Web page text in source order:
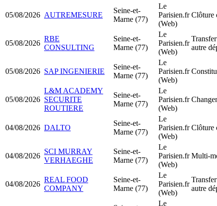
05/08/2026 AUTREMESURE
Seine-et-
Marne (77)
Le
Parisien.fr
(Web)
Clôture
05/08/2026
RBE
CONSULTING
Seine-et-
Marne (77)
Le
Parisien.fr
(Web)
autre
05/08/2026 SAP INGENIERIE
Seine-et-
Marne (77)
Le
Parisien.fr
(Web)
05/08/2026
L&M ACADEMY
SECURITE
ROUTIERE
Seine-et-
Marne (77)
Le
Parisien.fr
(Web)
04/08/2026 DALTO
Seine-et-
Marne (77)
Le
Parisien.fr
(Web)
Clôture
04/08/2026
SCI MURRAY
VERHAEGHE
Seine-et-
Marne (77)
Le
Parisien.fr
(Web)
Multi-
04/08/2026
REAL FOOD
COMPANY
Seine-et-
Marne (77)
Le
Parisien.fr
(Web)
autre
Le